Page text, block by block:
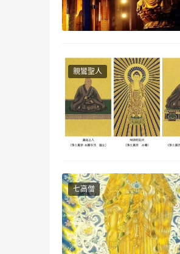
親鸞聖人
七高僧